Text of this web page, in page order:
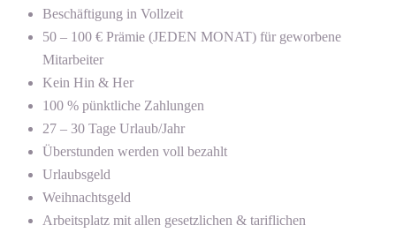
Beschäftigung in Vollzeit
50 – 100 € Prämie (JEDEN MONAT) für geworbene
Mitarbeiter
Kein Hin & Her
100 % pünktliche Zahlungen
27 – 30 Tage Urlaub/Jahr
Überstunden werden voll bezahlt
Urlaubsgeld
Weihnachtsgeld
Arbeitsplatz mit allen gesetzlichen & tariflichen